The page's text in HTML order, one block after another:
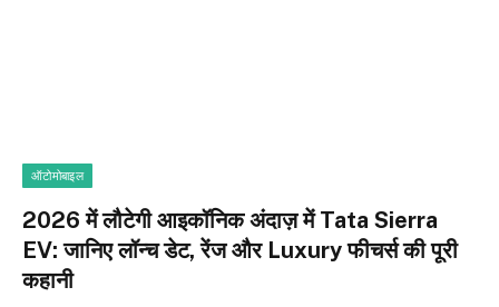
ऑटोमोबाइल
2026 में लौटेगी आइकॉनिक अंदाज़ में Tata Sierra
EV: जानिए लॉन्च डेट, रेंज और Luxury फीचर्स की पूरी
कहानी